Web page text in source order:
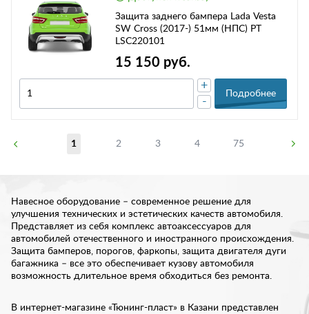
Защита заднего бампера Lada Vesta
SW Cross (2017-) 51мм (НПС) РТ
LSC220101
15 150 руб.
-
+
Подробнее
1 2 3 4 75
Навесное оборудование – современное решение для
улучшения технических и эстетических качеств автомобиля.
Представляет из себя комплекс автоаксессуаров для
автомобилей отечественного и иностранного происхождения.
Защита бамперов, порогов, фаркопы, защита двигателя дуги
багажника – все это обеспечивает кузову автомобиля
возможность длительное время обходиться без ремонта.
В интернет-магазине «Тюнинг-пласт» в Казани представлен